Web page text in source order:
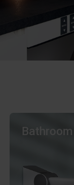
Bathroom